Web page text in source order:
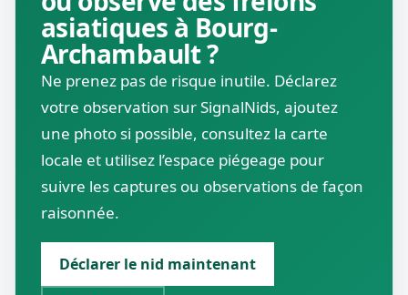
asiatiques à Bourg-
Archambault ?
Ne prenez pas de risque inutile. Déclarez
votre observation sur SignalNids, ajoutez
une photo si possible, consultez la carte
locale et utilisez l’espace piégeage pour
suivre les captures ou observations de façon
raisonnée.
Déclarer le nid maintenant